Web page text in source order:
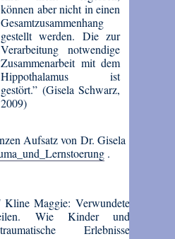
können aber nicht in einen
Gesamtzusammenhang
gestellt werden. Die zur
Verarbeitung notwendige
Zusammenarbeit mit dem
Hippothalamus ist
gestört.” (Gisela Schwarz,
2009)
Aufsatz von Dr. Gisela
.
Maggie: Verwundete
Wie Kinder und
Erlebnisse